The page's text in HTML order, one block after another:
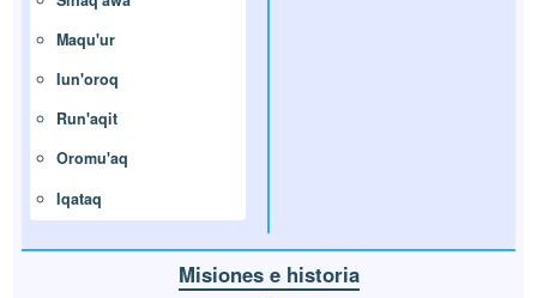
Maqu'ur
Iun'oroq
Run'aqit
Oromu'aq
Iqataq
Misiones e historia